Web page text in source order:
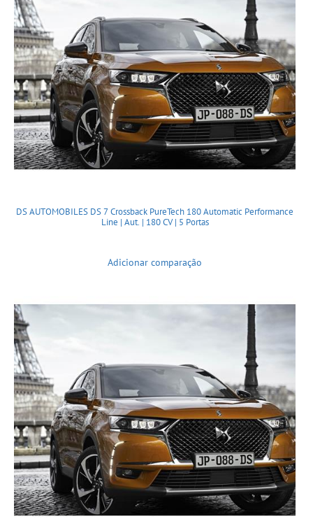
DS AUTOMOBILES DS 7 Crossback PureTech 180 Automatic Performance
Line | Aut. | 180 CV | 5 Portas
Adicionar comparação